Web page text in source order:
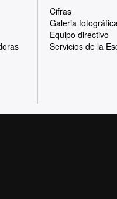
Cifras
Galeria
Equipo directivo
Servicios de la
calidad, diversificada,
a los nuevos